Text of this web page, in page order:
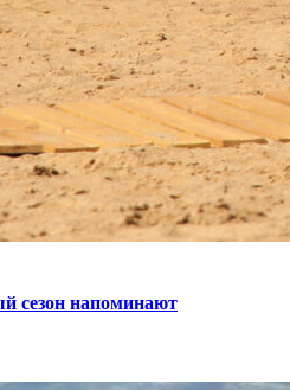
сезон напоминают